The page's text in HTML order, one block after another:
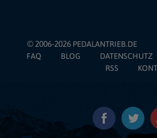
© 2006-2026 PEDALANTRIEB.DE
FAQ
BLOG DATENSCHUTZ
RSS